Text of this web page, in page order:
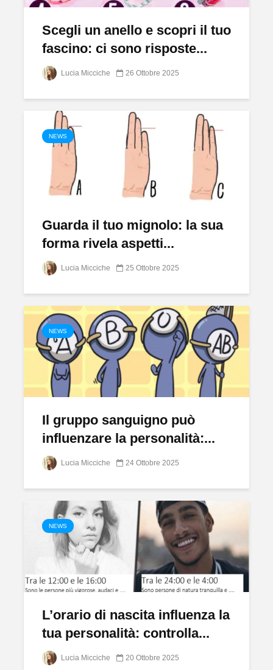
Scegli un anello e scopri il tuo
fascino: ci sono risposte...
Lucia Micciche 26 Ottobre 2025
NEWS
Guarda il tuo mignolo: la sua
forma rivela aspetti...
Lucia Micciche 25 Ottobre 2025
NEWS
Il gruppo sanguigno può
influenzare la personalità:...
Lucia Micciche 24 Ottobre 2025
NEWS
L’orario di nascita influenza la
tua personalità: controlla...
Lucia Micciche 20 Ottobre 2025